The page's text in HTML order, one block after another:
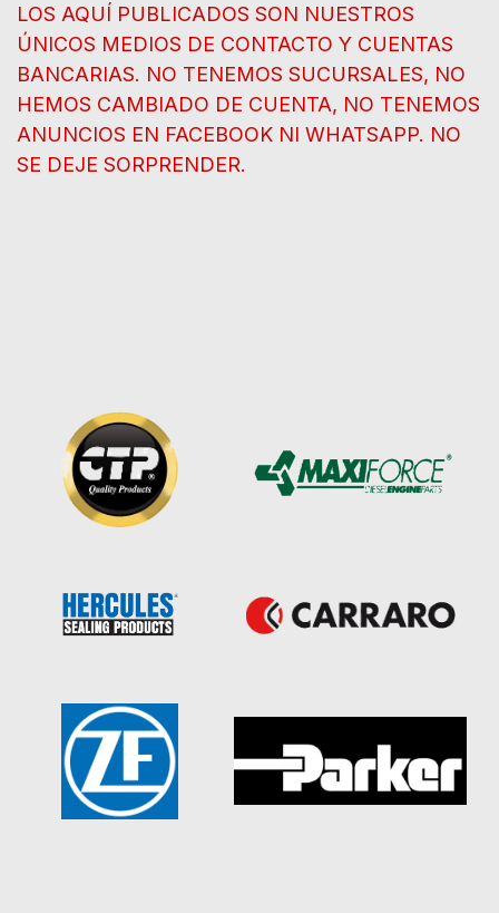
LOS AQUÍ PUBLICADOS SON NUESTROS
ÚNICOS MEDIOS DE CONTACTO Y CUENTAS
BANCARIAS. NO TENEMOS SUCURSALES, NO
HEMOS CAMBIADO DE CUENTA, NO TENEMOS
ANUNCIOS EN FACEBOOK NI WHATSAPP. NO
SE DEJE SORPRENDER.